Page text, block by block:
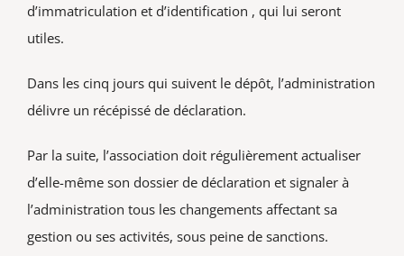
d’immatriculation et d’identification , qui lui seront
utiles.
Dans les cinq jours qui suivent le dépôt, l’administration
délivre un récépissé de déclaration.
Par la suite, l’association doit régulièrement actualiser
d’elle-même son dossier de déclaration et signaler à
l’administration tous les changements affectant sa
gestion ou ses activités, sous peine de sanctions.